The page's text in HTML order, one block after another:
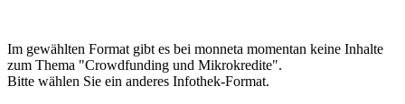
Im gewählten Format gibt es bei monneta momentan keine Inhalte
zum Thema "Crowdfunding und Mikrokredite".
Bitte wählen Sie ein anderes Infothek-Format.